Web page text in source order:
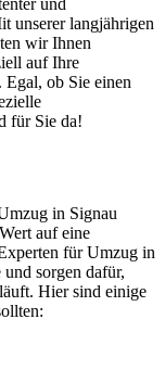
und
unserer langjährigen
wir Ihnen
auf Ihre
Egal, ob Sie einen
für Sie da!
in Signau
auf eine
für Umzug in
sorgen dafür,
Hier sind einige